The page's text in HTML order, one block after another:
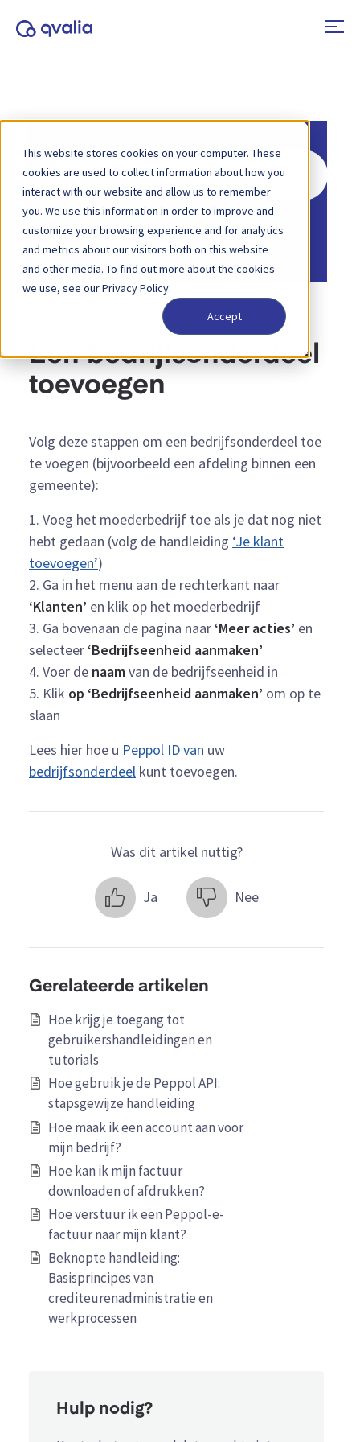
This website stores cookies on your computer. These
cookies are used to collect information about how you
interact with our website and allow us to remember
you. We use this information in order to improve and
customize your browsing experience and for analytics
and metrics about our visitors both on this website
and other media. To find out more about the cookies
we use, see our Privacy Policy.
Accept
Zoeken
naar
Home
Kennisbank
Gebruikershandleidingen
Een bedrijfsonderdeel
toevoegen
Volg deze stappen om een bedrijfsonderdeel toe
te voegen (bijvoorbeeld een afdeling binnen een
gemeente):
1. Voeg het moederbedrijf toe als je dat nog niet
hebt gedaan (volg de handleiding ‘Je klant
toevoegen’)
2. Ga in het menu aan de rechterkant naar
‘Klanten’ en klik op het moederbedrijf
3. Ga bovenaan de pagina naar ‘Meer acties’ en
selecteer ‘Bedrijfseenheid aanmaken’
4. Voer de naamvan de bedrijfseenheid in
5. Klik op ‘Bedrijfseenheid aanmaken’ om op te
slaan
Lees hier hoe u Peppol ID van uw
bedrijfsonderdeel kunt toevoegen.
Was dit artikel nuttig?
Ja Nee
Gerelateerde artikelen
Hoe krijg je toegang tot
gebruikershandleidingen en
tutorials
Hoe gebruik je de Peppol API:
stapsgewijze handleiding
Hoe maak ik een account aan voor
mijn bedrijf?
Hoe kan ik mijn factuur
downloaden of afdrukken?
Hoe verstuur ik een Peppol-e-
factuur naar mijn klant?
Beknopte handleiding:
Basisprincipes van
crediteurenadministratie en
werkprocessen
Hulp nodig?